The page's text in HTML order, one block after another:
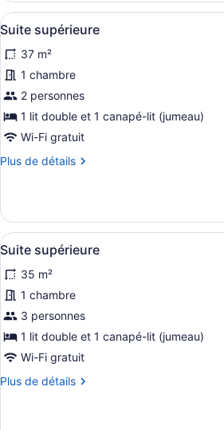
Deluxe
Afficher
toutes
les
photos
pour
ce
type
chambre :
Un lit
11
Suite supérieure
37 m²
1 chambre
2 personnes
1 lit double et 1 canapé-lit (jumeau)
Wi-Fi gratuit
Plus de détails
Plus
Suite
supérieure
Afficher
toutes
les
photos
pour
ce
type
chambre :
Une
8
Suite supérieure
35 m²
1 chambre
3 personnes
1 lit double et 1 canapé-lit (jumeau)
Wi-Fi gratuit
Plus de détails
Plus